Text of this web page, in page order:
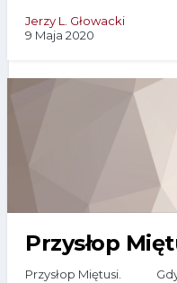
Jerzy L. Głowacki
9 Maja 2020
Przysłop
Przysłop Miętusi. Gdy